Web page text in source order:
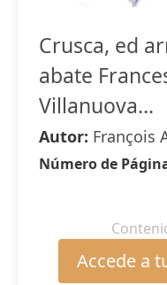
Crusca, ed
abate
Villanuova...
Autor: François
Número de
Accede a